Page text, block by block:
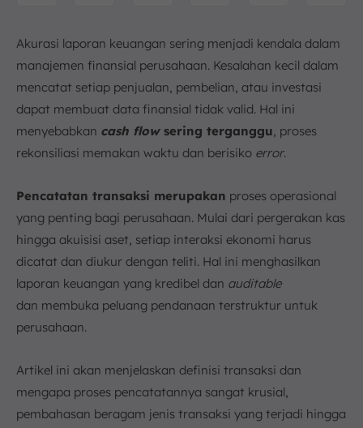
2. Bukti Transaksi Eksternal
Sistem Pencatatan Transaksi
1. Dicatat Menurut Metode Akuntansi Kas
FAQ:
Akurasi laporan keuangan sering menjadi kendala dalam
manajemen finansial perusahaan. Kesalahan kecil dalam
mencatat setiap penjualan, pembelian, atau investasi
dapat membuat data finansial tidak valid. Hal ini
menyebabkan cash flowsering terganggu, proses
rekonsiliasi memakan waktu dan berisiko error.
Pencatatan transaksi merupakan proses operasional
yang penting bagi perusahaan. Mulai dari pergerakan kas
hingga akuisisi aset, setiap interaksi ekonomi harus
dicatat dan diukur dengan teliti. Hal ini menghasilkan
laporan keuangan yang kredibel dan auditable
dan membuka peluang pendanaan terstruktur untuk
perusahaan.
Artikel ini akan menjelaskan definisi transaksi dan
mengapa proses pencatatannya sangat krusial,
pembahasan beragam jenis transaksi yang terjadi hingga